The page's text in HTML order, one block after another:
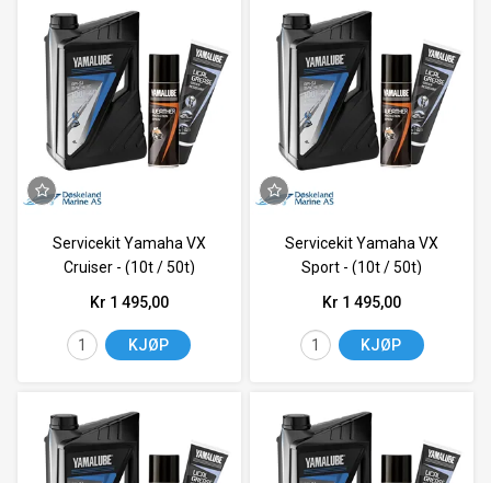
Servicekit Yamaha VX
Cruiser - (10t / 50t)
Kr 1 495,00
KJØP
Servicekit Yamaha VX
Sport - (10t / 50t)
Kr 1 495,00
KJØP